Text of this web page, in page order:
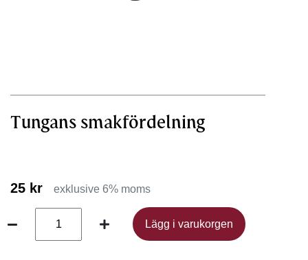
Tungans smakfördelning
25 kr exklusive 6% moms
Lägg i varukorgen
Lägg i varukorgen